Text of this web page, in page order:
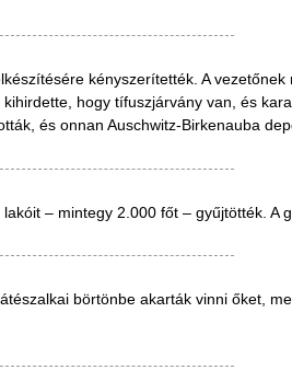
kényszerítették. A
hogy tífuszjárvány van, és
és onnan Auschwitz-Birkenauba
– mintegy 2.000 főt – gyűjtötték. A
börtönbe akarták vinni őket,